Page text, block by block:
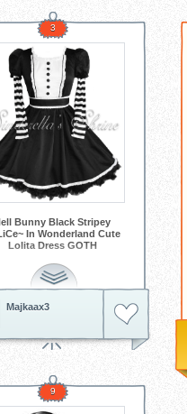
3
Bunny Black Stripey
In Wonderland Cute
Lolita Dress GOTH
Hell Bunny
Majkaax3
9